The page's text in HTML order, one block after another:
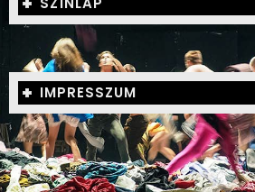
IMPRESSZUM